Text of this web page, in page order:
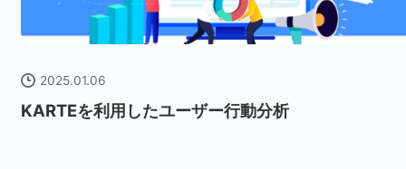
2025.01.06
KARTEを利用したユーザー行動分析